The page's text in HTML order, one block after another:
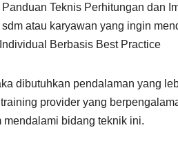
Teknis Perhitungan dan
atau karyawan yang ingin
Berbasis Best Practice
dibutuhkan pendalaman yang
provider yang
bidang teknik ini.